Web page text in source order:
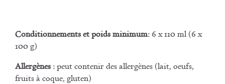
Conditionnements et poids minimum: 6 x 110 ml (6 x
100 g)
Allergènes :peut contenir des allergènes (lait, oeufs,
fruits à coque, gluten)